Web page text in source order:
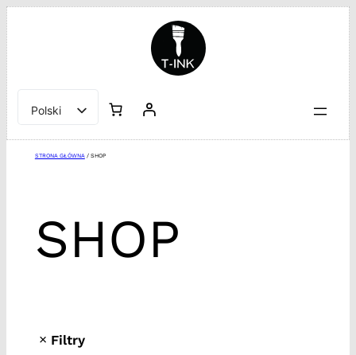
Przejdź
do
treści
Polski
English
STRONA GŁÓWNA / SHOP
SHOP
Filtry